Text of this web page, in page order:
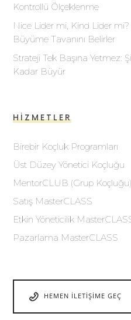
Kontrollü Ölçeklenme
Nice Lider mi, Kind Lider
Büyüme Tavanını Belirler
Strateji Tek Başına Yetmez:
Kadar Büyür
HIZMETLER
Birebir Koçluk Programları
Üst Düzey Yönetici Koçluğu
MentorCLUB (Grup Koçluğu)
Satış MasterCLASS
Etkin Yöneticilik
Pazarlama MasterCLASS
HEMEN İLETIŞIME GEÇ